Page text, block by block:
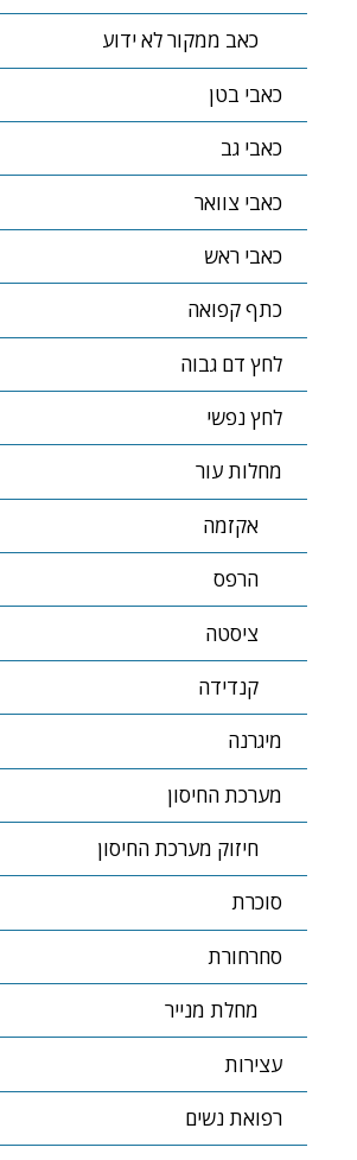
כאב ממקור לא ידוע
כאבי בטן
כאבי גב
כאבי צוואר
כאבי ראש
כתף קפואה
לחץ דם גבוה
לחץ נפשי
מחלות עור
אקזמה
הרפס
ציסטה
קנדידה
מיגרנה
מערכת החיסון
חיזוק מערכת החיסון
סוכרת
סחרחורת
מחלת מנייר
עצירות
רפואת נשים